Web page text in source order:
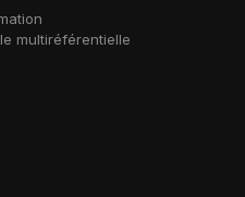
multiréférentielle